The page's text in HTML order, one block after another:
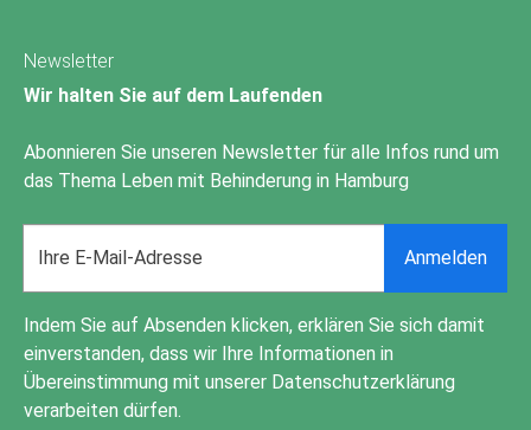
Newsletter
Wir halten Sie auf dem Laufenden
Abonnieren Sie unseren Newsletter für alle Infos rund um
das Thema Leben mit Behinderung in Hamburg
address
Anmelden
Indem Sie auf Absenden klicken, erklären Sie sich damit
einverstanden, dass wir Ihre Informationen in
Übereinstimmung mit unserer Datenschutzerklärung
verarbeiten dürfen.